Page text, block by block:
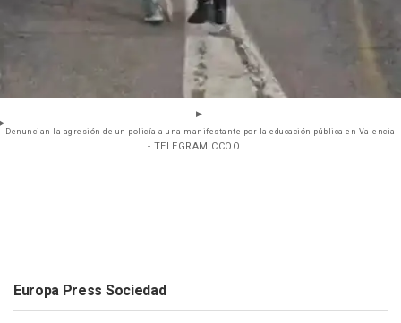
Denuncian la agresión de un policía a una manifestante por la educación pública en Valencia
- TELEGRAM CCOO
Europa Press Sociedad